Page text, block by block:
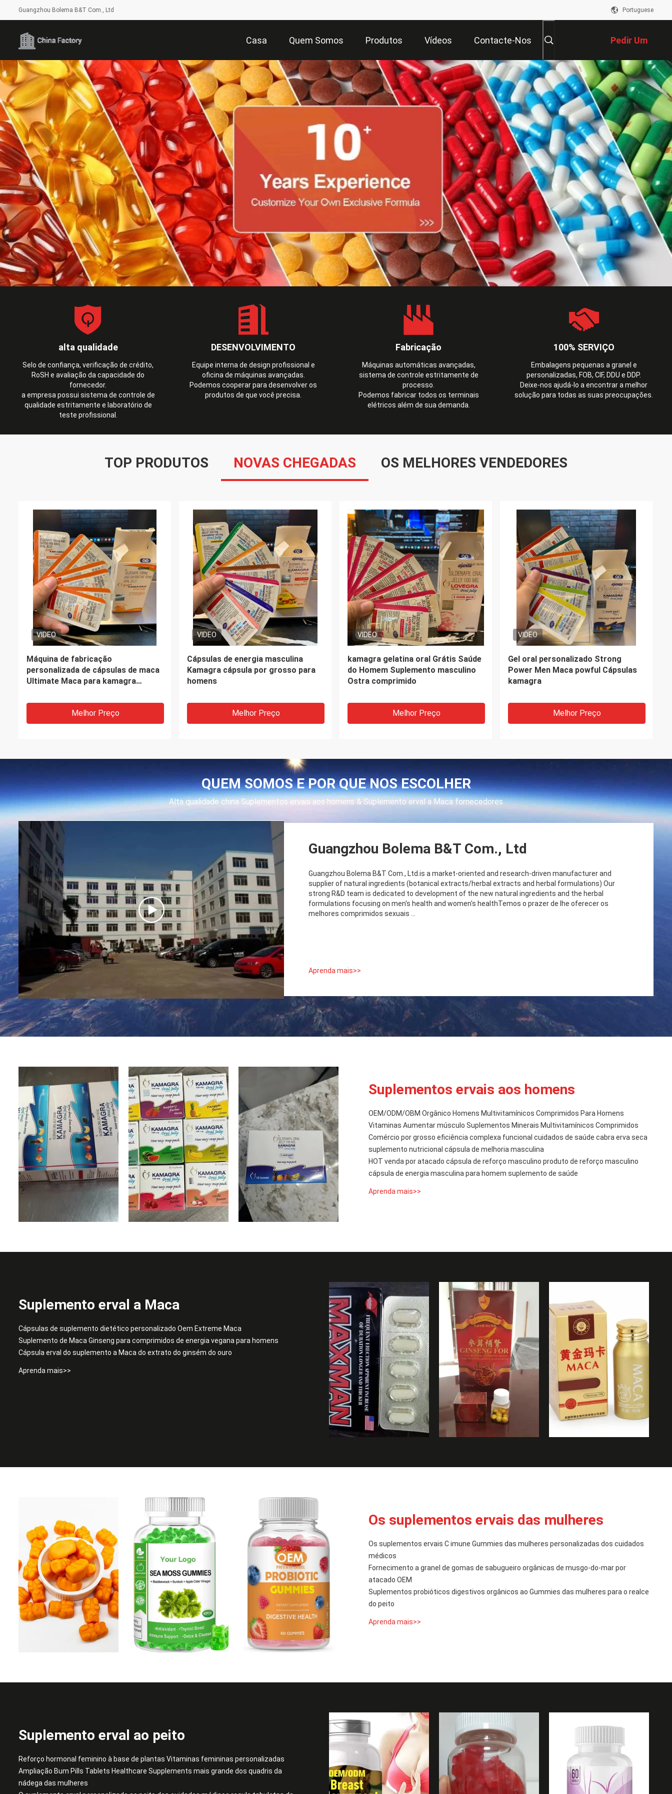
Guangzhou Bolema B&T Com., Ltd Portuguese
Casa Quem Somos Produtos Vídeos Contacte-Nos Pedir Um
Orçamento
alta qualidade
Selo de confiança, verificação de crédito,
RoSH e avaliação da capacidade do
fornecedor.
a empresa possui sistema de controle de
qualidade estritamente e laboratório de
teste profissional.
DESENVOLVIMENTO
Equipe interna de design profissional e
oficina de máquinas avançadas.
Podemos cooperar para desenvolver os
produtos de que você precisa.
Fabricação
Máquinas automáticas avançadas,
sistema de controle estritamente de
processo.
Podemos fabricar todos os terminais
elétricos além de sua demanda.
100% SERVIÇO
Embalagens pequenas a granel e
personalizadas, FOB, CIF, DDU e DDP.
Deixe-nos ajudá-lo a encontrar a melhor
solução para todas as suas preocupações.
TOP PRODUTOS NOVAS CHEGADAS OS MELHORES VENDEDORES
VIDEO
Os EUA MACA marcam os
suplementos nutritivos de 1 homem
da bolha da cápsula promovem a
Melhor Preço
VIDEO
Vigrx mais a ostra nutritiva do
ginsém dos cervos de Maca dos
suplementos dos homens corta
médicos
Melhor Preço
VIDEO
Cápsula de Raiz de Maca Men
Health Cápsula de Suplemento
Fornecimento de Energia Masculina
Melhor Preço
VIDEO
Anti comprimidos de Vimax da
fadiga para cápsulas ervais do
comprimido da tabuleta do
dos homens
Melhor Preço
QUEM SOMOS E POR QUE NOS ESCOLHER
Alta qualidade china Suplementos ervais aos homens & Suplemento erval a Maca fornecedores
Guangzhou Bolema B&T Com., Ltd
Guangzhou Bolema B&T Com., Ltd.is a market-oriented and research-driven manufacturer and
supplier of natural ingredients (botanical extracts/herbal extracts and herbal formulations) ​Our
strong R&D team is dedicated to development of the new natural ingredients and the herbal
formulations focusing on men's health and women's healthTemos o prazer de lhe oferecer os
melhores comprimidos sexuais ...
Aprenda mais>>
Suplementos ervais aos homens
OEM/ODM/OBM Orgânico Homens Multivitamínicos Comprimidos Para Homens
Vitaminas Aumentar músculo Suplementos Minerais Multivitamínicos Comprimidos
Comércio por grosso eficiência complexa funcional cuidados de saúde cabra erva seca
suplemento nutricional cápsula de melhoria masculina
HOT venda por atacado cápsula de reforço masculino produto de reforço masculino
cápsula de energia masculina para homem suplemento de saúde
Aprenda mais>>
Suplemento erval a Maca
Cápsulas de suplemento dietético personalizado Oem Extreme Maca
Suplemento de Maca Ginseng para comprimidos de energia vegana para homens
Cápsula erval do suplemento a Maca do extrato do ginsém do ouro
Aprenda mais>>
Os suplementos ervais das mulheres
Os suplementos ervais C imune Gummies das mulheres personalizadas dos cuidados
médicos
Fornecimento a granel de gomas de sabugueiro orgânicas de musgo-do-mar por
atacado OEM
Suplementos probióticos digestivos orgânicos ao Gummies das mulheres para o realce
do peito
Aprenda mais>>
Suplemento erval ao peito
Reforço hormonal feminino à base de plantas Vitaminas femininas personalizadas
Ampliação Bum Pills Tablets Healthcare Supplements mais grande dos quadris da
nádega das mulheres